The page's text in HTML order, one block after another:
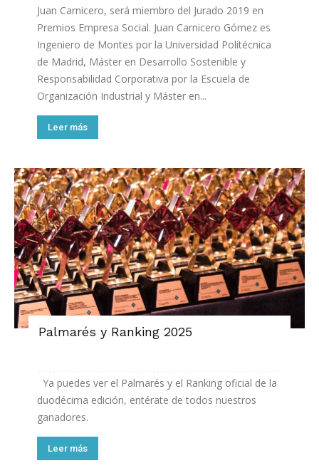
Juan Carnicero, será miembro del Jurado 2019 en
Premios Empresa Social. Juan Carnicero Gómez es
Ingeniero de Montes por la Universidad Politécnica
de Madrid, Máster en Desarrollo Sostenible y
Responsabilidad Corporativa por la Escuela de
Organización Industrial y Máster en...
Leer más
Palmarés y Ranking 2025
Ya puedes ver el Palmarés y el Ranking oficial de la
duodécima edición, entérate de todos nuestros
ganadores.
Leer más